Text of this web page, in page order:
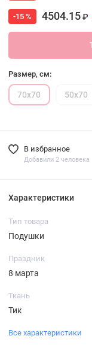
-15 % 4504.15₽
Размер, см:
70х70 50х70
В избранное
Добавили 2 человека
Характеристики
Тип товара
Подушки
Праздник
8 марта
Ткань
Тик
Все характеристики